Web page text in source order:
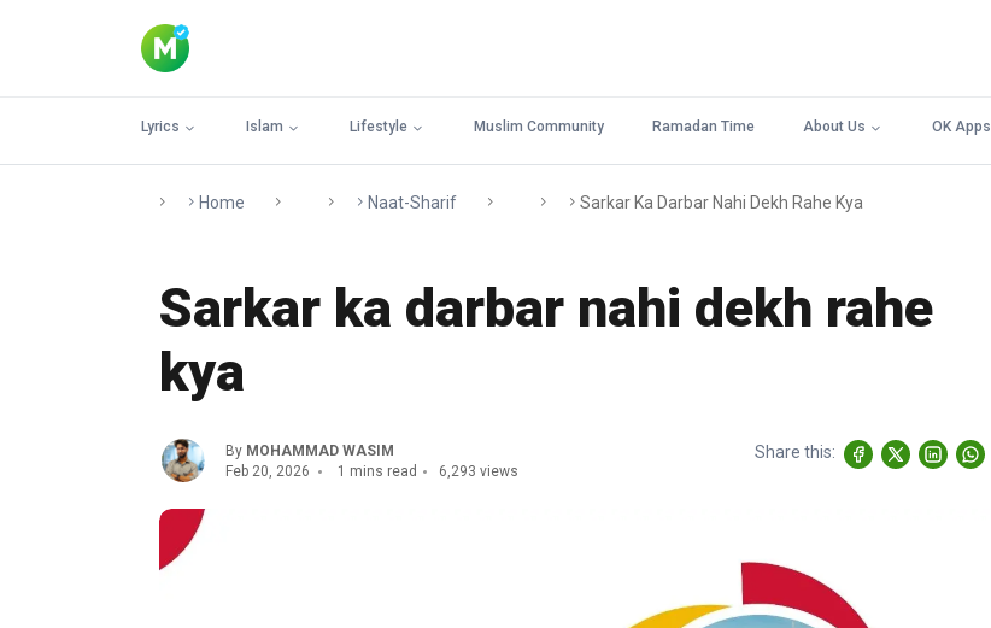
Lyrics Islam Lifestyle Muslim Community Ramadan Time About Us OK Apps
Home Naat-Sharif Sarkar Ka Darbar Nahi Dekh Rahe Kya
Sarkar ka darbar nahi dekh rahe
kya
By MOHAMMAD WASIM
Feb 20, 2026
1 mins read 6,293 views
Share this: